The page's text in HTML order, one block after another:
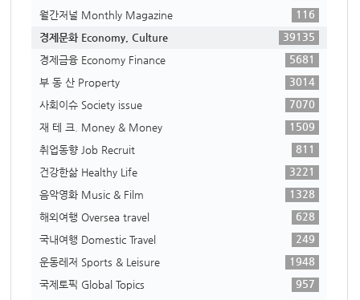
월간저널 Monthly Magazine
116
경제문화 Economy, Culture
39135
경제금융 Economy Finance
5681
부 동 산 Property
3014
사회이슈 Society issue
7070
재 테 크. Money & Money
1509
취업동향 Job Recruit
811
건강한삶 Healthy Life
3221
음악영화 Music & Film
1328
해외여행 Oversea travel
628
국내여행 Domestic Travel
249
운동레저 Sports & Leisure
1948
국제토픽 Global Topics
957